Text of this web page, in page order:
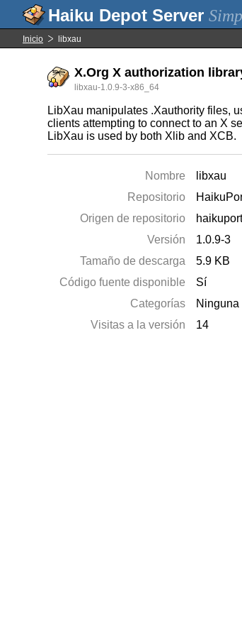
Inicio libxau
X.Org X authorization
libxau-1.0.9-3-x86_64
LibXau manipulates .Xauthority files,
clients attempting to connect to an X
LibXau is used by both Xlib and XCB.
Nombre
libxau
Repositorio
Origen de repositorio
Versión
1.0.9-3
Tamaño de descarga
5.9 KB
Código fuente disponible
Sí
Categorías
Ninguna
Visitas a la versión
14